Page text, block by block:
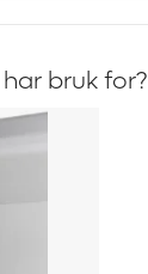
bruk for?